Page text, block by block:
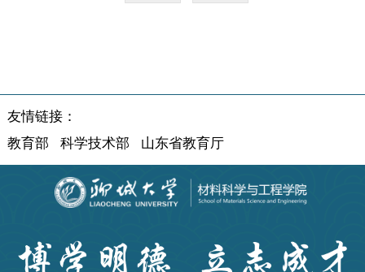
友情链接：
教育部
科学技术部 山东省教育厅